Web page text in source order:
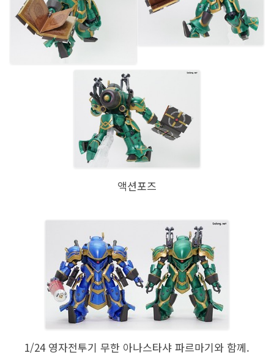
액션포즈
1/24 영자전투기 무한 아나스타샤 파르마기와 함께.